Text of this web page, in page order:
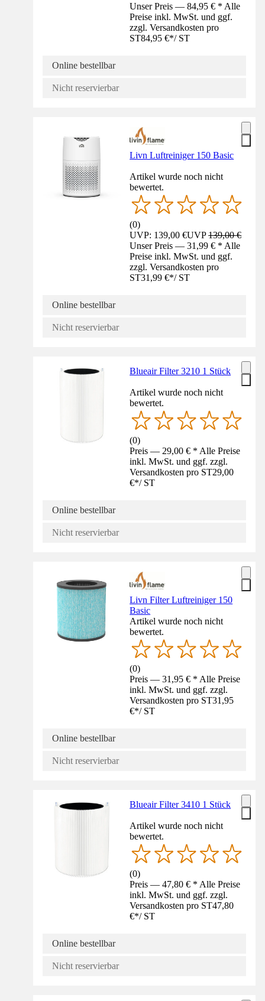
Unser Preis — 84,95 € * Alle
Preise inkl. MwSt. und ggf.
zzgl. Versandkosten pro
ST84,95 €*/ ST
Online bestellbar
Nicht reservierbar
Livn Luftreiniger 150 Basic
Artikel wurde noch nicht
bewertet.
(0)
UVP: 139,00 €UVP139,00 €
Unser Preis — 31,99 € * Alle
Preise inkl. MwSt. und ggf.
zzgl. Versandkosten pro
ST31,99 €*/ ST
Online bestellbar
Nicht reservierbar
Blueair Filter 3210 1 Stück
Artikel wurde noch nicht
bewertet.
(0)
Preis — 29,00 € * Alle Preise
inkl. MwSt. und ggf. zzgl.
Versandkosten pro ST29,00
€*/ ST
Online bestellbar
Nicht reservierbar
Livn Filter Luftreiniger 150
Basic
Artikel wurde noch nicht
bewertet.
(0)
Preis — 31,95 € * Alle Preise
inkl. MwSt. und ggf. zzgl.
Versandkosten pro ST31,95
€*/ ST
Online bestellbar
Nicht reservierbar
Blueair Filter 3410 1 Stück
Artikel wurde noch nicht
bewertet.
(0)
Preis — 47,80 € * Alle Preise
inkl. MwSt. und ggf. zzgl.
Versandkosten pro ST47,80
€*/ ST
Online bestellbar
Nicht reservierbar